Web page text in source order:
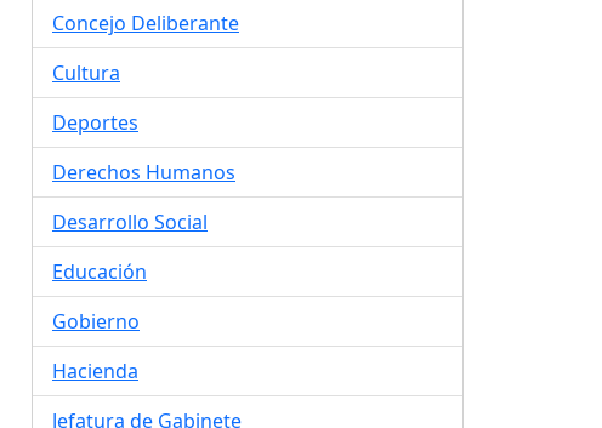
Concejo Deliberante
Cultura
Deportes
Derechos Humanos
Desarrollo Social
Educación
Gobierno
Hacienda
Jefatura de Gabinete